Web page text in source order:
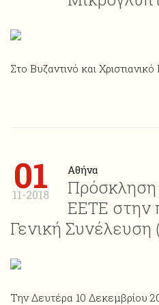
Στο Βυζαντινό και
01
11-2018
Αθήνα
Πρόσκληση
ΕΕΤΕ στην
Γενική
Την Δευτέρα 10 Δεκεμβρίου